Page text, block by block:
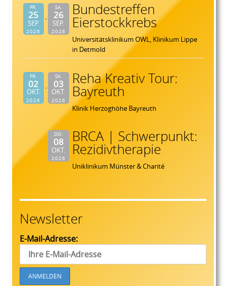
FR.
25
SEP.
2026
SA.
26
SEP.
2026
Bundestreffen
Eierstockkrebs
Universitätsklinikum OWL, Klinikum Lippe
in Detmold
FR.
02
OKT.
2026
SA.
03
OKT.
2026
Reha Kreativ Tour:
Bayreuth
Klinik Herzoghöhe Bayreuth
DO.
08
OKT.
2026
BRCA | Schwerpunkt:
Rezidivtherapie
Uniklinikum Münster & Charité
Newsletter
E-Mail-Adresse: